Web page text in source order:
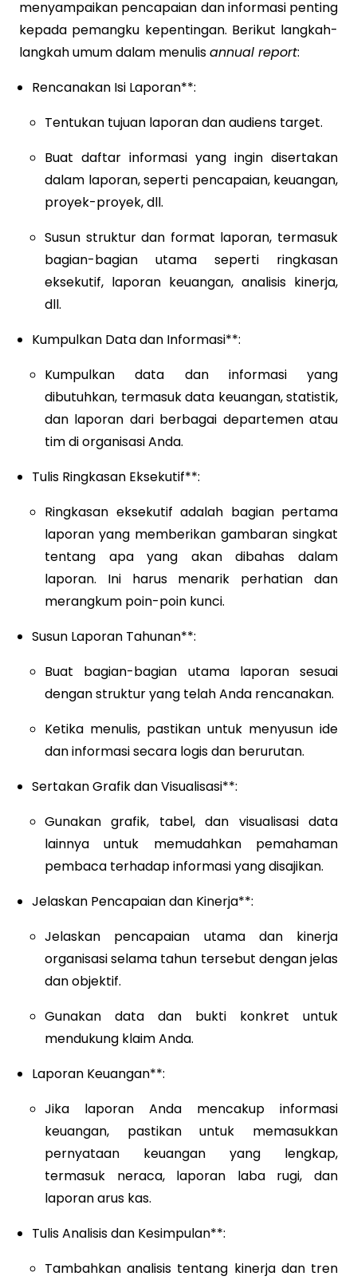
menyampaikan pencapaian dan informasi penting
kepada pemangku kepentingan. Berikut langkah-
langkah umum dalam menulisannual report:
Rencanakan Isi Laporan**:
Tentukan tujuan laporan dan audiens target.
Buat daftar informasi yang ingin disertakan
dalam laporan, seperti pencapaian, keuangan,
proyek-proyek, dll.
Susun struktur dan format laporan, termasuk
bagian-bagian utama seperti ringkasan
eksekutif, laporan keuangan, analisis kinerja,
dll.
Kumpulkan Data dan Informasi**:
Kumpulkan data dan informasi yang
dibutuhkan, termasuk data keuangan, statistik,
dan laporan dari berbagai departemen atau
tim di organisasi Anda.
Tulis Ringkasan Eksekutif**:
Ringkasan eksekutif adalah bagian pertama
laporan yang memberikan gambaran singkat
tentang apa yang akan dibahas dalam
laporan. Ini harus menarik perhatian dan
merangkum poin-poin kunci.
Susun Laporan Tahunan**:
Buat bagian-bagian utama laporan sesuai
dengan struktur yang telah Anda rencanakan.
Ketika menulis, pastikan untuk menyusun ide
dan informasi secara logis dan berurutan.
Sertakan Grafik dan Visualisasi**:
Gunakan grafik, tabel, dan visualisasi data
lainnya untuk memudahkan pemahaman
pembaca terhadap informasi yang disajikan.
Jelaskan Pencapaian dan Kinerja**:
Jelaskan pencapaian utama dan kinerja
organisasi selama tahun tersebut dengan jelas
dan objektif.
Gunakan data dan bukti konkret untuk
mendukung klaim Anda.
Laporan Keuangan**:
Jika laporan Anda mencakup informasi
keuangan, pastikan untuk memasukkan
pernyataan keuangan yang lengkap,
termasuk neraca, laporan laba rugi, dan
laporan arus kas.
Tulis Analisis dan Kesimpulan**:
Tambahkan analisis tentang kinerja dan tren